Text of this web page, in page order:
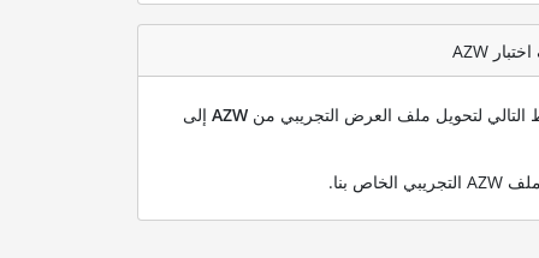
التالي لتحويل ملف العرض التجريبي من AZW إلى
.